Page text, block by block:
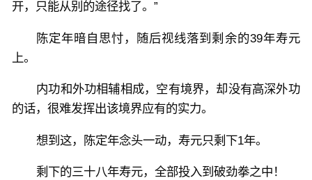
开，只能从别的途径找了。”
陈定年暗自思忖，随后视线落到剩余的39年寿元
上。
内功和外功相辅相成，空有境界，却没有高深外功
的话，很难发挥出该境界应有的实力。
想到这，陈定年念头一动，寿元只剩下1年。
剩下的三十八年寿元，全部投入到破劲拳之中！